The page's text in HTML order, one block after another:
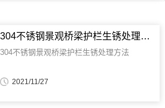
304不锈钢景观桥梁护栏生锈处理方法
304不锈钢景观桥梁护栏生锈处理方法
2021/11/27